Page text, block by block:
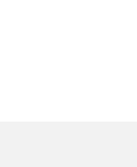
twitteren facebook
compartir en